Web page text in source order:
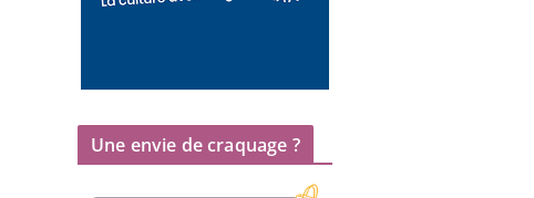
Une envie de craquage ?